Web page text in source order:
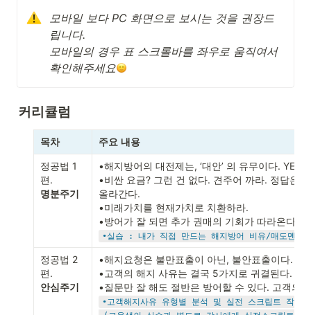
모바일 보다 PC 화면으로 보시는 것을 권장드
립니다.
모바일의 경우 표 스크롤바를 좌우로 움직여서
확인해주세요
커리큘럼
목차 주요 내용
정공법 1
편.
명분주기
•해지방어의 대전제는, ‘대안’ 의 유무이다.
•비싼 요금? 그런 건 없다. 견주어 까라. 정답은
올라간다.
•미래가치를 현재가치로 치환하라.
•실습 : 내가 직접 만드는 해지방어 비유/매도멘트
정공법 2
편.
안심주기
•해지요청은 불만표출이 아닌, 불안표출이다.
•고객의 해지 사유는 결국 5가지로 귀결된다. ‘
•고객해지사유 유형별 분석 및 실전 스크립트 작